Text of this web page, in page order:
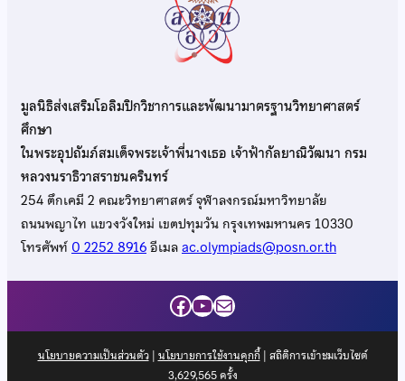
มูลนิธิส่งเสริมโอลิมปิกวิชาการและพัฒนามาตรฐานวิทยาศาสตร์
ศึกษา
ในพระอุปถัมภ์สมเด็จพระเจ้าพี่นางเธอ เจ้าฟ้ากัลยาณิวัฒนา กรม
หลวงนราธิวาสราชนครินทร์
254 ตึกเคมี 2 คณะวิทยาศาสตร์ จุฬาลงกรณ์มหาวิทยาลัย
ถนนพญาไท แขวงวังใหม่ เขตปทุมวัน กรุงเทพมหานคร 10330
โทรศัพท์0 2252 8916อีเมลac.olympiads@posn.or.th
Facebook
YouTube
Mail
นโยบายความเป็นส่วนตัว| นโยบายการใช้งานคุกกี้| สถิติการเข้าชมเว็บไซต์
3,629,565ครั้ง